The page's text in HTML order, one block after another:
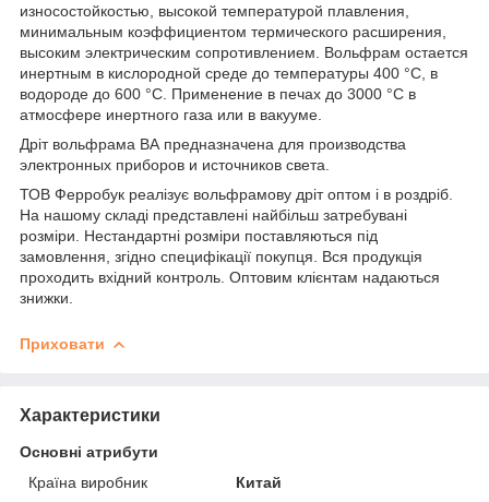
износостойкостью, высокой температурой плавления,
минимальным коэффициентом термического расширения,
высоким электрическим сопротивлением. Вольфрам остается
инертным в кислородной среде до температуры 400 °C, в
водороде до 600 °C. Применение в печах до 3000 °С в
атмосфере инертного газа или в вакууме.
Дріт вольфрама ВА предназначена для производства
электронных приборов и источников света.
ТОВ Ферробук реалізує вольфрамову дріт оптом і в роздріб.
На нашому складі представлені найбільш затребувані
розміри. Нестандартні розміри поставляються під
замовлення, згідно специфікації покупця. Вся продукція
проходить вхідний контроль. Оптовим клієнтам надаються
знижки.
Приховати
Характеристики
Основні атрибути
Країна виробник
Китай